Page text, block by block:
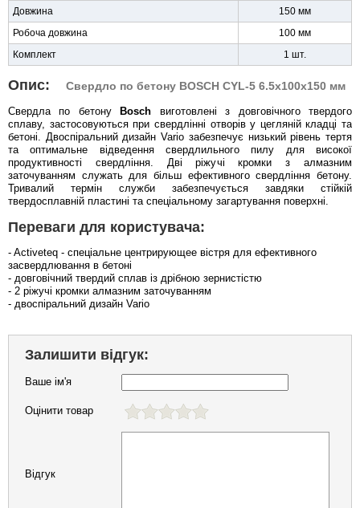
Довжина
150 мм
Робоча довжина
100 мм
Комплект
1 шт.
Опис: Свердло по бетону BOSCH CYL-5 6.5x100x150 мм
Свердла по бетону Bosch виготовлені з довговічного твердого
сплаву, застосовуються при свердлінні отворів у цегляній кладці та
бетоні. Двоспіральний дизайн Vario забезпечує низький рівень тертя
та оптимальне відведення свердлильного пилу для високої
продуктивності свердління. Дві ріжучі кромки з алмазним
заточуванням служать для більш ефективного свердління бетону.
Тривалий термін служби забезпечується завдяки стійкій
твердосплавній пластині та спеціальному загартування поверхні.
Переваги для користувача:
- Activeteq - спеціальне центрирующее вістря для ефективного
засвердлювання в бетоні
- довговічний твердий сплав із дрібною зернистістю
- 2 ріжучі кромки алмазним заточуванням
- двоспіральний дизайн Vario
Залишити відгук:
Ваше ім'я
Оцінити товар
Відгук